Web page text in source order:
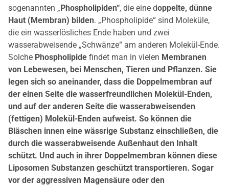
sogenannten „ Phospholipiden“, die eine doppelte, dünne
Haut (Membran) bilden. „Phospholipide“ sind Moleküle,
die ein wasserlösliches Ende haben und zwei
wasserabweisende „Schwänze“ am anderen Molekül-Ende.
Solche Phospholipide findet man in vielen Membranen
von Lebewesen, bei Menschen, Tieren und Pflanzen. Sie
legen sich so aneinander, dass die Doppelmembran auf
der einen Seite die wasserfreundlichen Molekül-Enden,
und auf der anderen Seite die wasserabweisenden
(fettigen) Molekül-Enden aufweist. So können die
Bläschen innen eine wässrige Substanz einschließen, die
durch die wasserabweisende Außenhaut den Inhalt
schützt. Und auch in ihrer Doppelmembran können diese
Liposomen Substanzen geschützt transportieren. Sogar
vor der aggressiven Magensäure oder den